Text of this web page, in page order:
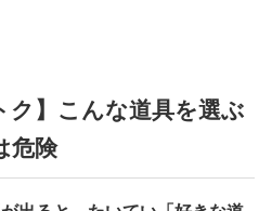
】こんな道具を選ぶ
危険